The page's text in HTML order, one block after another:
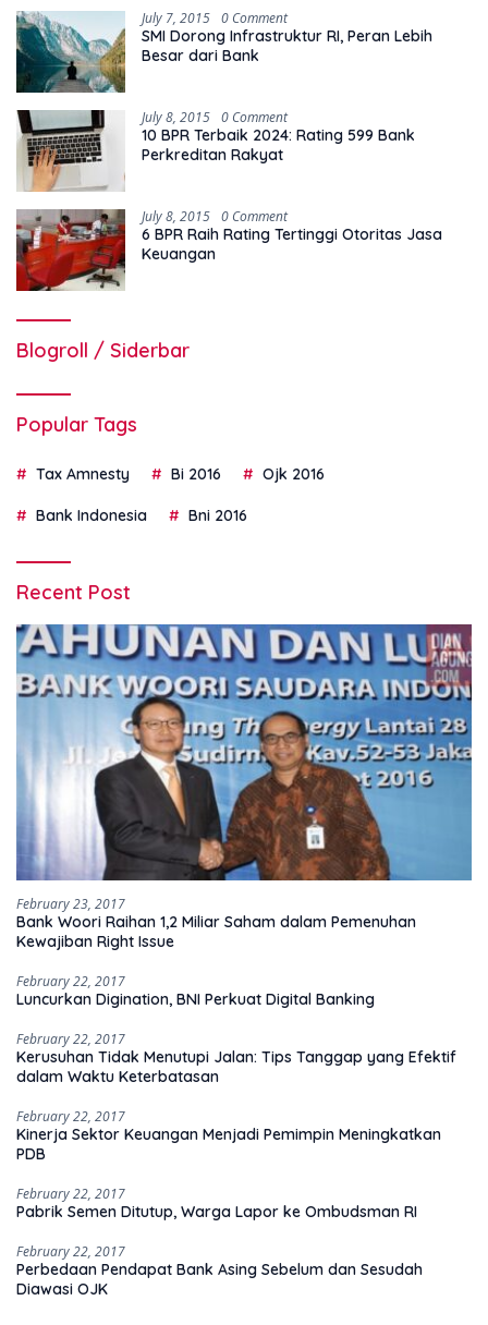
July 7, 2015 0 Comment
SMI Dorong Infrastruktur RI, Peran Lebih
Besar dari Bank
July 8, 2015 0 Comment
10 BPR Terbaik 2024: Rating 599 Bank
Perkreditan Rakyat
July 8, 2015 0 Comment
6 BPR Raih Rating Tertinggi Otoritas Jasa
Keuangan
Blogroll / Siderbar
Popular Tags
Tax Amnesty Bi 2016 Ojk 2016
Bank Indonesia Bni 2016
Recent Post
February 23, 2017
Bank Woori Raihan 1,2 Miliar Saham dalam Pemenuhan
Kewajiban Right Issue
February 22, 2017
Luncurkan Digination, BNI Perkuat Digital Banking
February 22, 2017
Kerusuhan Tidak Menutupi Jalan: Tips Tanggap yang Efektif
dalam Waktu Keterbatasan
February 22, 2017
Kinerja Sektor Keuangan Menjadi Pemimpin Meningkatkan
PDB
February 22, 2017
Pabrik Semen Ditutup, Warga Lapor ke Ombudsman RI
February 22, 2017
Perbedaan Pendapat Bank Asing Sebelum dan Sesudah
Diawasi OJK